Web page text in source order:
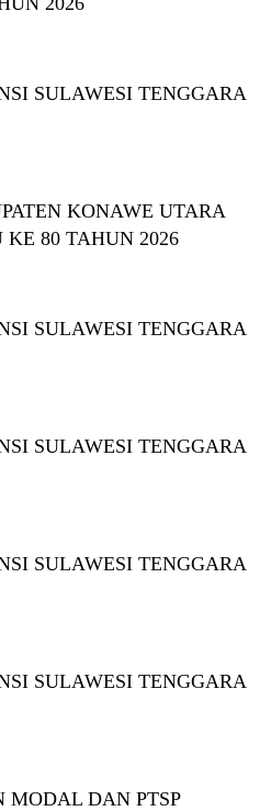
SULAWESI TENGGARA
KONAWE UTARA
80 TAHUN 2026
SULAWESI TENGGARA
SULAWESI TENGGARA
SULAWESI TENGGARA
SULAWESI TENGGARA
DAN PTSP